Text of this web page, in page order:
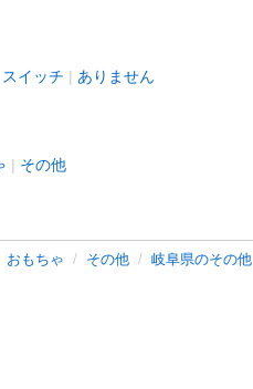
スイッチ ありません
その他
おもちゃ その他 岐阜県のその他